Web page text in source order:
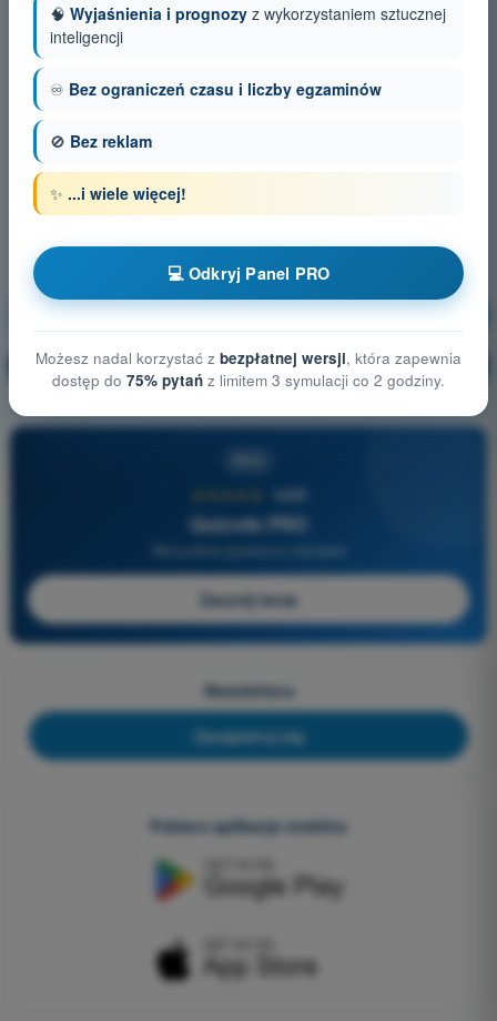
Prawo lotnicze Trening!
🔒 PRO Wyjaśnienie pytania
4,6/5
Quizvds PRO
Zacznij teraz
Newslettera
Zarejestruj się
Pobierz aplikacje mobilne
🧠 Wyjaśnienia i prognozy z wykorzystaniem sztucznej
inteligencji
♾️ Bez ograniczeń czasu i liczby egzaminów
🚫 Bez reklam
✨ ...i wiele więcej!
💻 Odkryj Panel PRO
Możesz nadal korzystać z bezpłatnej wersji, która zapewnia
dostęp do 75% pytań z limitem 3 symulacji co 2 godziny.